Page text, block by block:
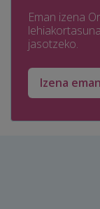
Eman izena
jasotzeko.
Izena eman